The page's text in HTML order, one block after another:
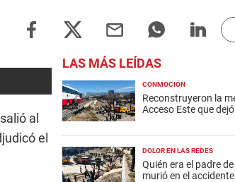
al
el
LAS MÁS LEÍDAS
CONMOCIÓN
Reconstruyeron la
Acceso Este que
DOLOR EN LAS REDES
Quién era el padre
murió en el